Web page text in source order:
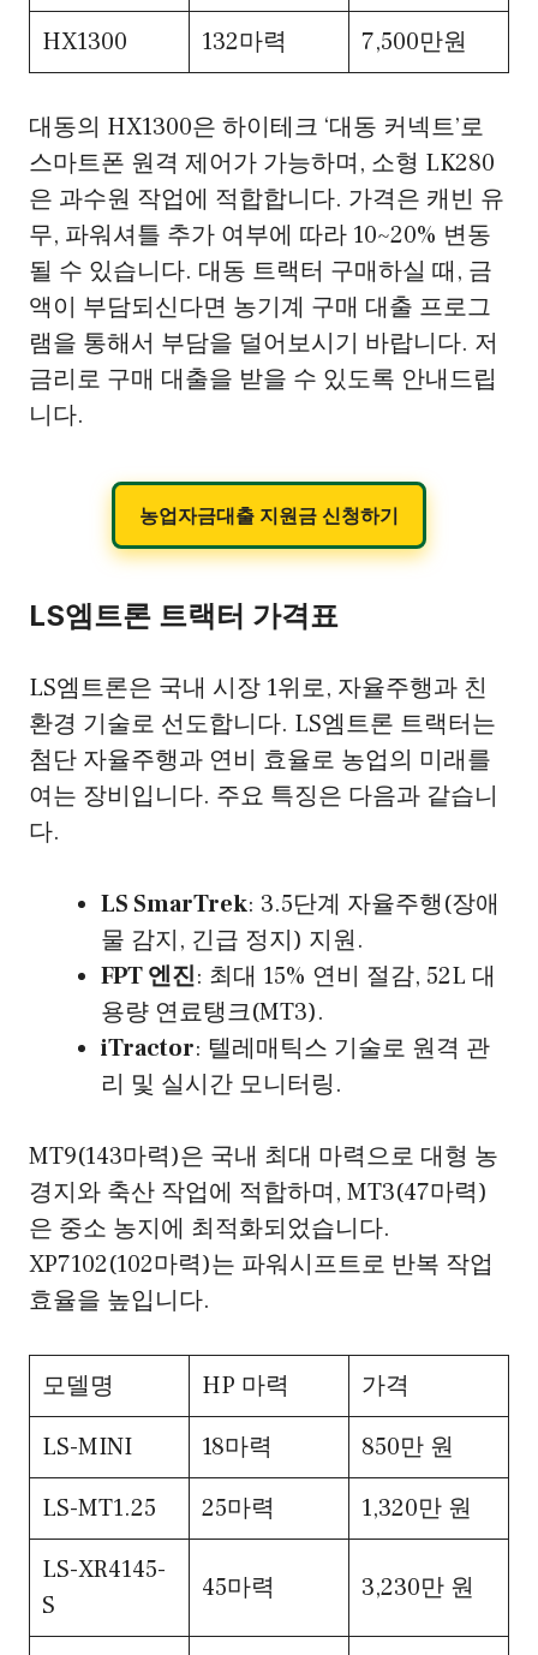
HX1300
132마력 7,500만원
대동의 HX1300은 하이테크 ‘대동 커넥트’로
스마트폰 원격 제어가 가능하며, 소형 LK280
은 과수원 작업에 적합합니다. 가격은 캐빈 유
무, 파워셔틀 추가 여부에 따라 10~20% 변동
될 수 있습니다. 대동 트랙터 구매하실 때, 금
액이 부담되신다면 농기계 구매 대출 프로그
램을 통해서 부담을 덜어보시기 바랍니다. 저
금리로 구매 대출을 받을 수 있도록 안내드립
니다.
농업자금대출 지원금 신청하기
LS엠트론 트랙터 가격표
LS엠트론은 국내 시장 1위로, 자율주행과 친
환경 기술로 선도합니다. LS엠트론 트랙터는
첨단 자율주행과 연비 효율로 농업의 미래를
여는 장비입니다. 주요 특징은 다음과 같습니
다.
LS SmarTrek: 3.5단계 자율주행(장애
물 감지, 긴급 정지) 지원.
FPT 엔진: 최대 15% 연비 절감, 52L 대
용량 연료탱크(MT3).
iTractor: 텔레매틱스 기술로 원격 관
리 및 실시간 모니터링.
MT9(143마력)은 국내 최대 마력으로 대형 농
경지와 축산 작업에 적합하며, MT3(47마력)
은 중소 농지에 최적화되었습니다.
XP7102(102마력)는 파워시프트로 반복 작업
효율을 높입니다.
모델명 HP 마력
가격
LS-MINI
18마력
850만 원
LS-MT1.25
25마력
1,320만 원
LS-XR4145-
S
45마력 3,230만 원